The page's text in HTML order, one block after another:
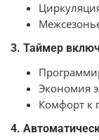
3. Таймер
Экономия
Комфорт к
4.